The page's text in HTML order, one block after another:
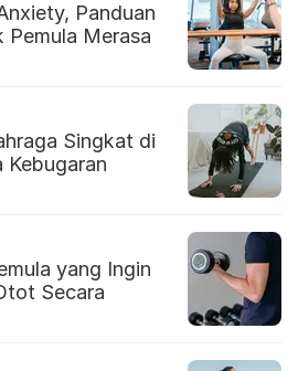
Panduan
Pemula Merasa
Singkat di
Kebugaran
yang Ingin
Secara